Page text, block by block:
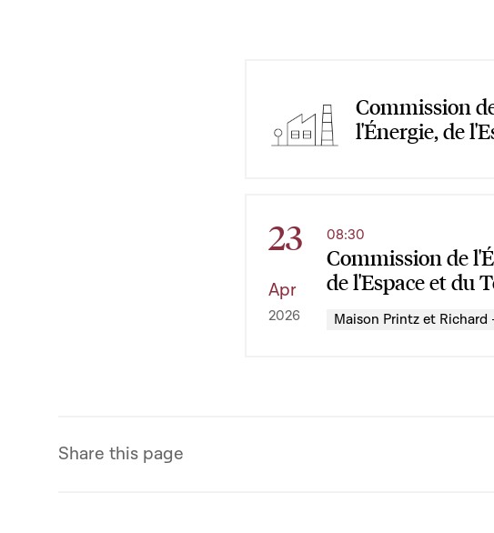
Commission
l'Énergie, de
23
Apr
2026
Commission de
de l'Espace et du
08:30
Maison Printz et Richard
Share this page